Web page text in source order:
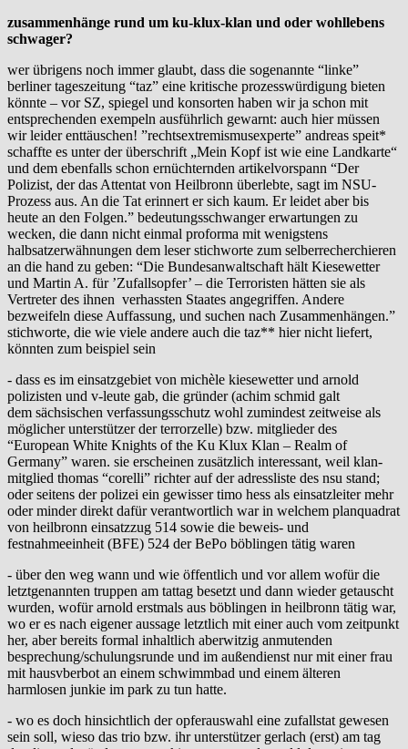
zusammenhänge rund um ku-klux-klan und oder wohllebens
schwager?
wer übrigens noch immer glaubt, dass die sogenannte “linke”
berliner tageszeitung “taz” eine kritische prozesswürdigung bieten
könnte – vor SZ, spiegel und konsorten haben wir ja schon mit
entsprechenden exempeln ausführlich gewarnt: auch hier müssen
wir leider enttäuschen! ”rechtsextremismusexperte” andreas speit*
schaffte es unter der überschrift „Mein Kopf ist wie eine Landkarte“
und dem ebenfalls schon ernüchternden artikelvorspann “Der
Polizist, der das Attentat von Heilbronn überlebte, sagt im NSU-
Prozess aus. An die Tat erinnert er sich kaum. Er leidet aber bis
heute an den Folgen.” bedeutungsschwanger erwartungen zu
wecken, die dann nicht einmal proforma mit wenigstens
halbsatzerwähnungen dem leser stichworte zum selberrecherchieren
an die hand zu geben: “Die Bundesanwaltschaft hält Kiesewetter
und Martin A. für ’Zufallsopfer’ – die Terroristen hätten sie als
Vertreter des ihnen verhassten Staates angegriffen. Andere
bezweifeln diese Auffassung, und suchen nach Zusammenhängen.”
stichworte, die wie viele andere auch die taz** hier nicht liefert,
könnten zum beispiel sein
- dass es im einsatzgebiet von michèle kiesewetter und arnold
polizisten und v-leute gab, die gründer (achim schmid galt
dem sächsischen verfassungsschutz wohl zumindest zeitweise als
möglicher unterstützer der terrorzelle) bzw. mitglieder des
“European White Knights of the Ku Klux Klan – Realm of
Germany” waren. sie erscheinen zusätzlich interessant, weil klan-
mitglied thomas “corelli” richter auf der adressliste des nsu stand;
oder seitens der polizei ein gewisser timo hess als einsatzleiter mehr
oder minder direkt dafür verantwortlich war in welchem planquadrat
von heilbronn einsatzzug 514 sowie die beweis- und
festnahmeeinheit (BFE) 524 der BePo böblingen tätig waren
- über den weg wann und wie öffentlich und vor allem wofür die
letztgenannten truppen am tattag besetzt und dann wieder getauscht
wurden, wofür arnold erstmals aus böblingen in heilbronn tätig war,
wo er es nach eigener aussage letztlich mit einer auch vom zeitpunkt
her, aber bereits formal inhaltlich aberwitzig anmutenden
besprechung/schulungsrunde und im außendienst nur mit einer frau
mit hausvberbot an einem schwimmbad und einem älteren
harmlosen junkie im park zu tun hatte.
- wo es doch hinsichtlich der opferauswahl eine zufallstat gewesen
sein soll, wieso das trio bzw. ihr unterstützer gerlach (erst) am tag